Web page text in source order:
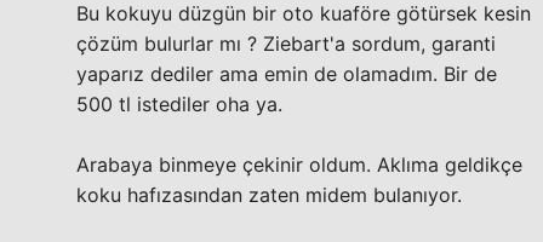
Bu kokuyu düzgün bir oto kuaföre götürsek kesin
çözüm bulurlar mı ? Ziebart'a sordum, garanti
yaparız dediler ama emin de olamadım. Bir de
500 tl istediler oha ya.
Arabaya binmeye çekinir oldum. Aklıma geldikçe
koku hafızasından zaten midem bulanıyor.